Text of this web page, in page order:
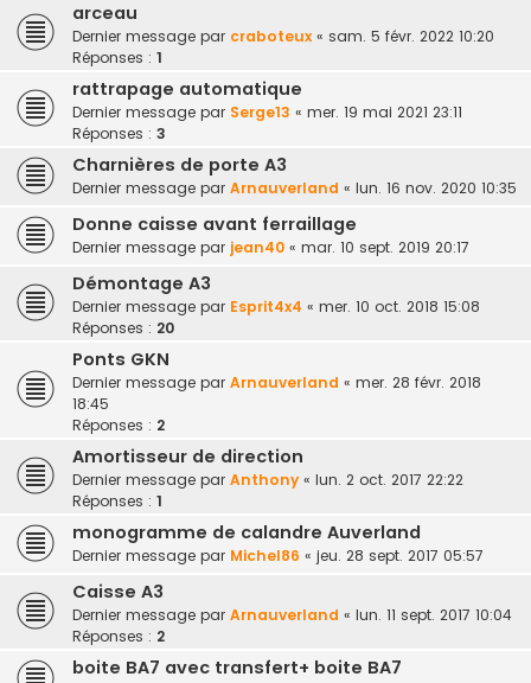
arceau
Dernier message par craboteux « sam. 5 févr. 2022 10:20
Réponses : 1
rattrapage automatique
Dernier message par Serge13 « mer. 19 mai 2021 23:11
Réponses : 3
Charnières de porte A3
Dernier message par Arnauverland « lun. 16 nov. 2020 10:35
Donne caisse avant ferraillage
Dernier message par jean40 « mar. 10 sept. 2019 20:17
Démontage A3
Dernier message par Esprit4x4 « mer. 10 oct. 2018 15:08
Réponses : 20
Ponts GKN
Dernier message par Arnauverland « mer. 28 févr. 2018
18:45
Réponses : 2
Amortisseur de direction
Dernier message par Anthony « lun. 2 oct. 2017 22:22
Réponses : 1
monogramme de calandre Auverland
Dernier message par Michel86 « jeu. 28 sept. 2017 05:57
Caisse A3
Dernier message par Arnauverland « lun. 11 sept. 2017 10:04
Réponses : 2
boite BA7 avec transfert+ boite BA7